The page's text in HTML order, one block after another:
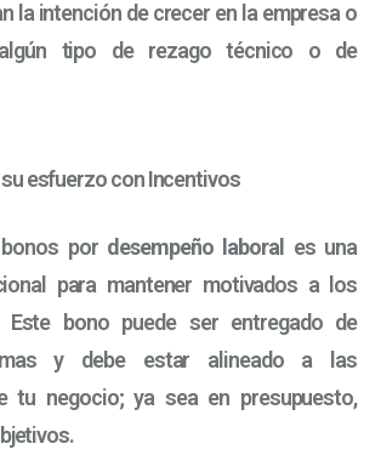
la intención de crecer en la empresa o
algún tipo de rezago técnico o de
esfuerzo con Incentivos
por desempeño laborales una
para mantener motivados a los
Este bono puede ser entregado de
y debe estar alineado a las
tu negocio; ya sea en presupuesto,